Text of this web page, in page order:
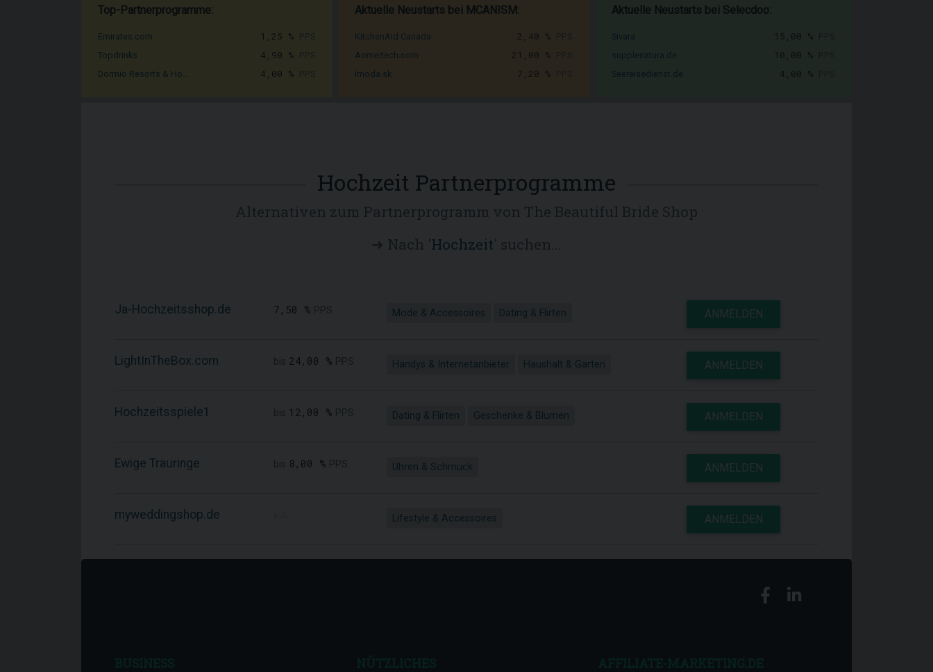
Top-Partnerprogramme:
Emirates.com 1,25 %
Topdrinks 4,90 %
Dormio Resorts & Ho... 4,00 %
Aktuelle Neustarts bei MCANISM:
KitchenAid Canada 2,40 %
Aomeitech.com 21,00 %
Imoda.sk 7,20 %
Aktuelle Neustarts bei Selecdoo:
15,00 %
10,00 %
4,00 %
Hochzeit Partnerprogramme
Hochzeit
Ja-Hochzeitsshop.de 7,50 % Mode & Accessoires Dating & Flirten ANMELDEN
LightInTheBox.com 24,00 % Handys & Internetanbieter Haushalt & Garten ANMELDEN
Hochzeitsspiele1 12,00 % Dating & Flirten Geschenke & Blumen ANMELDEN
Ewige Trauringe 8,00 % Uhren & Schmuck ANMELDEN
myweddingshop.de Lifestyle & Accessoires ANMELDEN